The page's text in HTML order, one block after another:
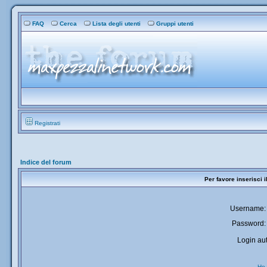
FAQ Cerca Lista degli utenti Gruppi utenti
Registrati
Indice del forum
Per favore inserisci
Username:
Password:
Login